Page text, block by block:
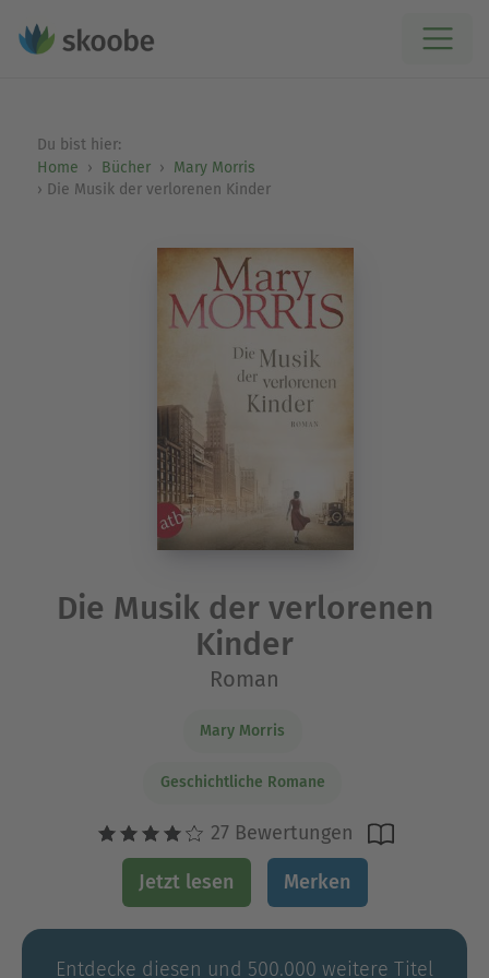
Du bist hier:
Home
Bücher
Mary Morris
Die Musik der verlorenen Kinder
Die Musik der verlorenen
Kinder
Roman
Mary Morris
Geschichtliche Romane
27 Bewertungen
Jetzt lesen Merken
Entdecke diesen und 500.000 weitere Titel